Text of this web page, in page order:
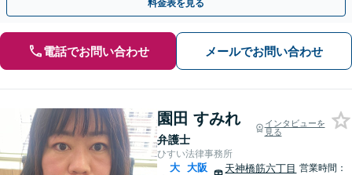
料金表を見る
電話でお問い合わせ メールでお問い合わせ
園田 すみれ
弁護士
インタビューを
見る
ひすい法律事務所
大
大阪
天神橋筋六丁目 営業時間：